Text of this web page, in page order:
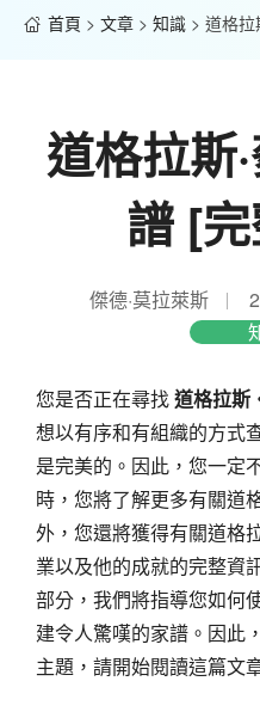
首頁 > 文章 > 知識 > 道格
道格拉斯
譜 [
傑德·莫拉萊斯
您是否正在尋找道格拉斯
想以有序和有組織的方式
是完美的。因此，您一定
時，您將了解更多有關道
外，您還將獲得有關道格
業以及他的成就的完整資
部分，我們將指導您如何
建令人驚嘆的家譜。因此
主題，請開始閱讀這篇文